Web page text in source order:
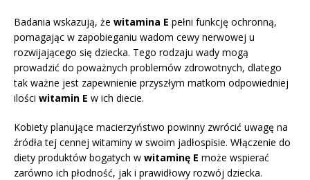
Badania wskazują, że witamina E pełni funkcję ochronną,
pomagając w zapobieganiu wadom cewy nerwowej u
rozwijającego się dziecka. Tego rodzaju wady mogą
prowadzić do poważnych problemów zdrowotnych, dlatego
tak ważne jest zapewnienie przyszłym matkom odpowiedniej
ilości witamin E w ich diecie.
Kobiety planujące macierzyństwo powinny zwrócić uwagę na
źródła tej cennej witaminy w swoim jadłospisie. Włączenie do
diety produktów bogatych w witaminę E może wspierać
zarówno ich płodność, jak i prawidłowy rozwój dziecka.